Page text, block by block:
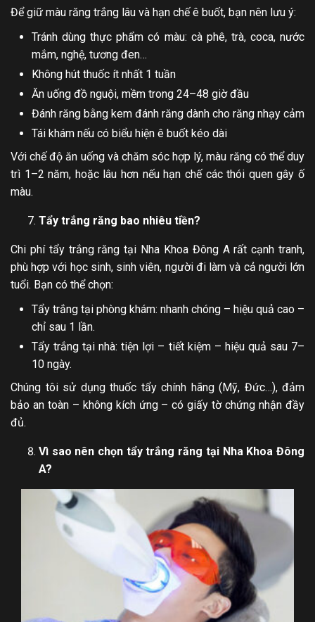
Để giữ màu răng trắng lâu và hạn chế ê buốt, bạn nên lưu ý:
Tránh dùng thực phẩm có màu: cà phê, trà, coca, nước
mắm, nghệ, tương đen…
Không hút thuốc ít nhất 1 tuần
Ăn uống đồ nguội, mềm trong 24–48 giờ đầu
Đánh răng bằng kem đánh răng dành cho răng nhạy cảm
Tái khám nếu có biểu hiện ê buốt kéo dài
Với chế độ ăn uống và chăm sóc hợp lý, màu răng có thể duy
trì 1–2 năm, hoặc lâu hơn nếu hạn chế các thói quen gây ố
màu.
Tẩy trắng răng bao nhiêu tiền?
Chi phí tẩy trắng răng tại Nha Khoa Đông A rất cạnh tranh,
phù hợp với học sinh, sinh viên, người đi làm và cả người lớn
tuổi. Bạn có thể chọn:
Tẩy trắng tại phòng khám: nhanh chóng – hiệu quả cao –
chỉ sau 1 lần.
Tẩy trắng tại nhà: tiện lợi – tiết kiệm – hiệu quả sau 7–
10 ngày.
Chúng tôi sử dụng thuốc tẩy chính hãng (Mỹ, Đức…), đảm
bảo an toàn – không kích ứng – có giấy tờ chứng nhận đầy
đủ.
Vì sao nên chọn tẩy trắng răng tại Nha Khoa Đông
A?